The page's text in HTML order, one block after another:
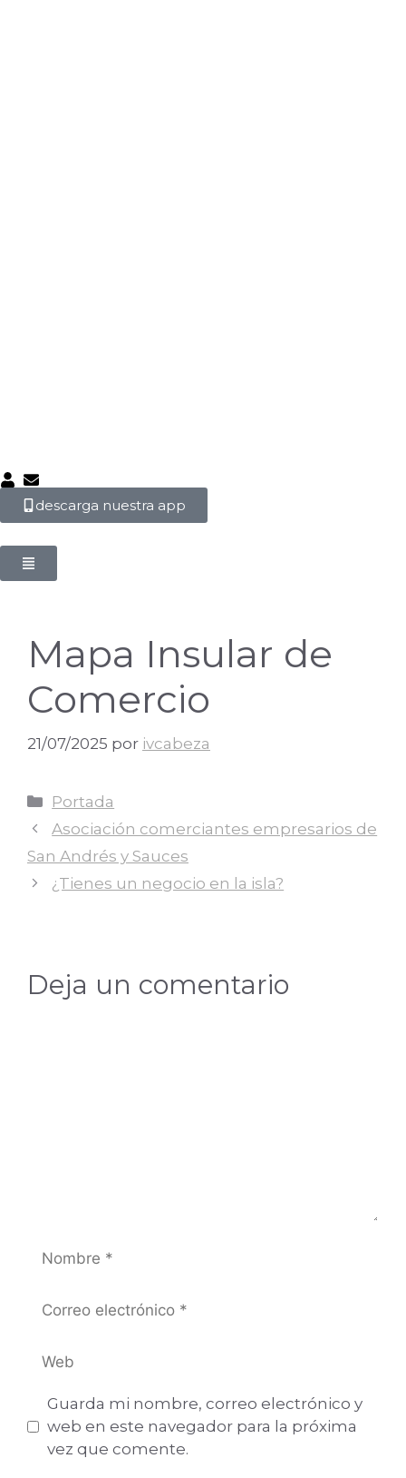
descarga nuestra app
Mapa Insular de
Comercio
21/07/2025 por ivcabeza
Portada
Asociación comerciantes empresarios de
San Andrés y Sauces
¿Tienes un negocio en la isla?
Deja un comentario
Guarda mi nombre, correo electrónico y
web en este navegador para la próxima
vez que comente.